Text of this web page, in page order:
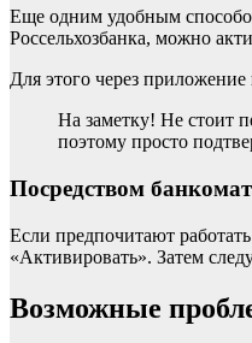
Еще одним удобным
Россельхозбанка, можно
Для этого через
На заметку! Не стоит
поэтому просто
Посредством
Если предпочитают
«Активировать». Затем
Возможные